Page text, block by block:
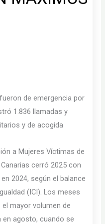
de emergencia por
1.836 llamadas y
y de acogida
a Mujeres Víctimas de
cerró 2025 con
2024, según el balance
(ICI). Los meses
mayor volumen de
en agosto, cuando se